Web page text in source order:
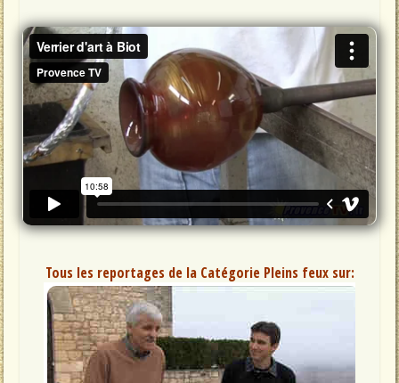
Tous les reportages de la Catégorie Pleins feux sur: